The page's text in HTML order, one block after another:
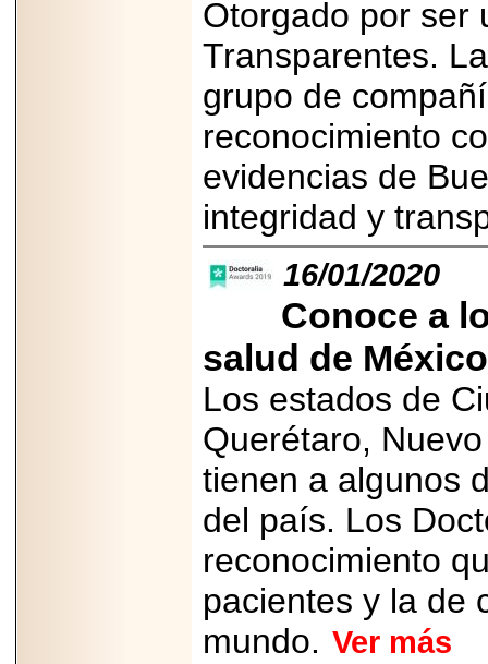
Otorgado por ser
Transparentes.
grupo de
reconocimiento
evidencias de
integridad y
16/01/2020
Conoce a
salud de
Los estados de
Querétaro,
tienen a algunos
del país. Los
reconocimiento
pacientes y la de
mundo. Ver más